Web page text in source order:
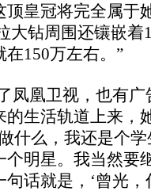
皇冠将完全属于
大钻周围还镶嵌着
150万左右。”
凤凰卫视，也有广
生活轨道上来，
什么，我还是个
个明星。我当然要
话就是，‘曾光